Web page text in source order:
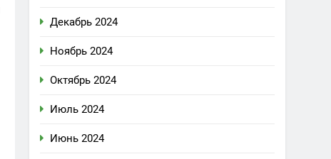
Декабрь 2024
Ноябрь 2024
Октябрь 2024
Июль 2024
Июнь 2024